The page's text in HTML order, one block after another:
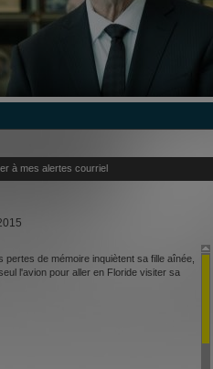
à mes alertes courriel
pertes de mémoire inquiètent sa fille aînée,
l'avion pour aller en Floride visiter sa